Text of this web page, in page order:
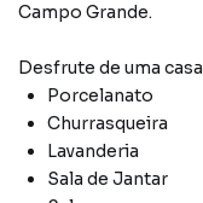
Campo Grande.
Desfrute de uma casa
Porcelanato
Churrasqueira
Lavanderia
Sala de Jantar